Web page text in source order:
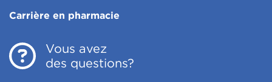
Vous avez
des questions?
Carrière en pharmacie